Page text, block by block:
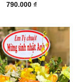
790.000 ₫